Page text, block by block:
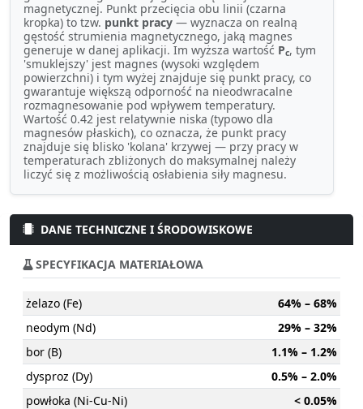
magnetycznej. Punkt przecięcia obu linii (czarna
kropka) to tzw. punkt pracy — wyznacza on realną
gęstość strumienia magnetycznego, jaką magnes
generuje w danej aplikacji. Im wyższa wartość Pc, tym
'smuklejszy' jest magnes (wysoki względem
powierzchni) i tym wyżej znajduje się punkt pracy, co
gwarantuje większą odporność na nieodwracalne
rozmagnesowanie pod wpływem temperatury.
Wartość 0.42 jest relatywnie niska (typowo dla
magnesów płaskich), co oznacza, że punkt pracy
znajduje się blisko 'kolana' krzywej — przy pracy w
temperaturach zbliżonych do maksymalnej należy
liczyć się z możliwością osłabienia siły magnesu.
DANE TECHNICZNE I ŚRODOWISKOWE
SPECYFIKACJA MATERIAŁOWA
żelazo (Fe)
64% – 68%
neodym (Nd)
29% – 32%
bor (B)
1.1% – 1.2%
dysproz (Dy)
0.5% – 2.0%
powłoka (Ni-Cu-Ni)
< 0.05%